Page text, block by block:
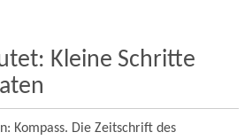
Kleine Schritte
Kompass. Die Zeitschrift des